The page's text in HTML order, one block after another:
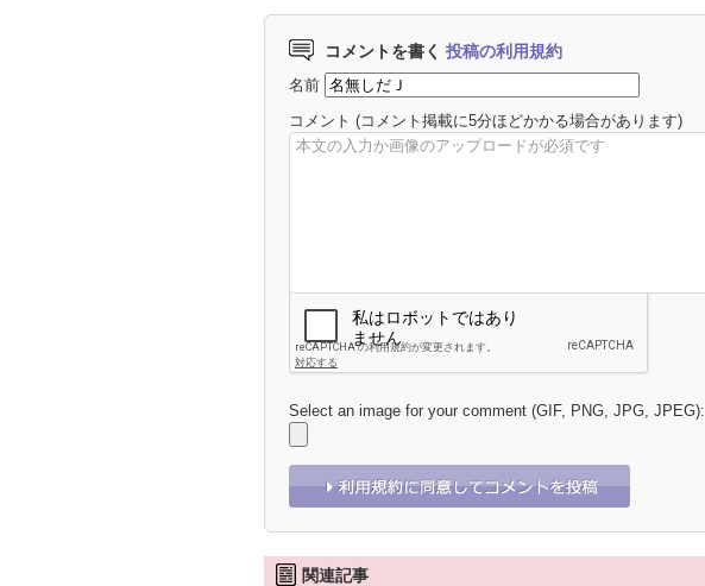
コメントを書く 投稿の利用規約
名前
コメント (コメント掲載に5分ほどかかる場合があります)
Select an image for your comment (GIF, PNG, JPG, JPEG):
関連記事